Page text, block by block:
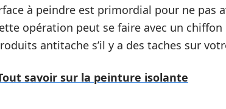
à peindre est primordial pour ne pas
opération peut se faire avec un chiffon
antitache s’il y a des taches sur
savoir sur la peinture isolante